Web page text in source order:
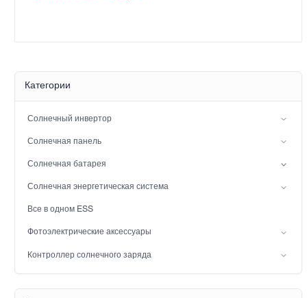
Категории
Солнечный инвертор
Инвертор с расщепленной фазой
Гибридный солнечный инвертор (IP21)
Гибридный солнечный инвертор (IP65)
Солнечная панель
Мононуклеоз
Солнечная батарея
Свинцовая батарея
Аккумулятор LiFePO4
Солнечная энергетическая система
сетевая солнечная энергосистема
Вне сети солнечная система мощности
Все в одном ESS
Фотоэлектрические аксессуары
Солнечный свет
Solar pump
Контроллер солнечного заряда
Шир